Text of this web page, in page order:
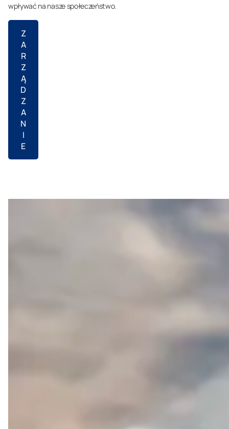
wpływać na nasze społeczeństwo.
Z
A
R
Z
Ą
D
Z
A
N
I
E